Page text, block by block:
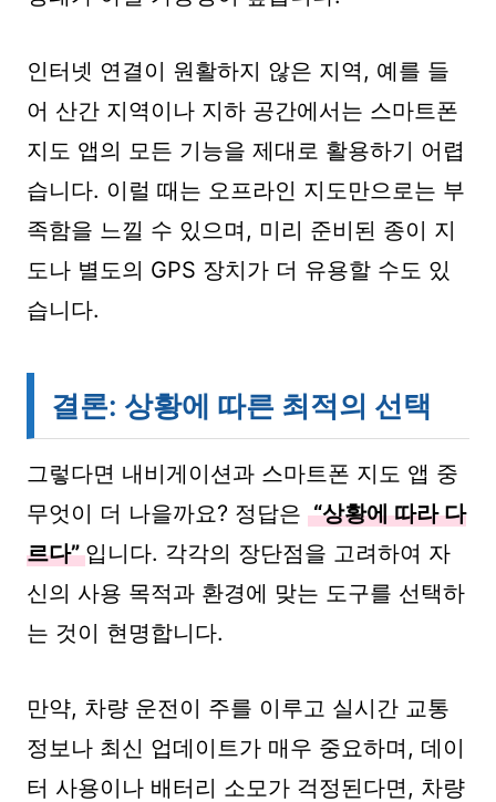
인터넷 연결이 원활하지 않은 지역, 예를 들
어 산간 지역이나 지하 공간에서는 스마트폰
지도 앱의 모든 기능을 제대로 활용하기 어렵
습니다. 이럴 때는 오프라인 지도만으로는 부
족함을 느낄 수 있으며, 미리 준비된 종이 지
도나 별도의 GPS 장치가 더 유용할 수도 있
습니다.
결론: 상황에 따른 최적의 선택
그렇다면 내비게이션과 스마트폰 지도 앱 중
무엇이 더 나을까요? 정답은 “상황에 따라 다
르다” 입니다. 각각의 장단점을 고려하여 자
신의 사용 목적과 환경에 맞는 도구를 선택하
는 것이 현명합니다.
만약, 차량 운전이 주를 이루고 실시간 교통
정보나 최신 업데이트가 매우 중요하며, 데이
터 사용이나 배터리 소모가 걱정된다면, 차량